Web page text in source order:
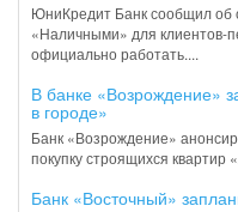
ЮниКредит Банк сообщил об
«Наличными» для клиентов-
официально работать....
В банке «Возрождение»
в городе»
Банк «Возрождение»
покупку строящихся квартир
Банк «Восточный»